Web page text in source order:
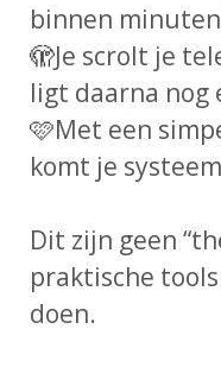
binnen
🫣Je scrolt je
ligt daarna nog
🩷Met een
komt je
Dit zijn geen
praktische
doen.